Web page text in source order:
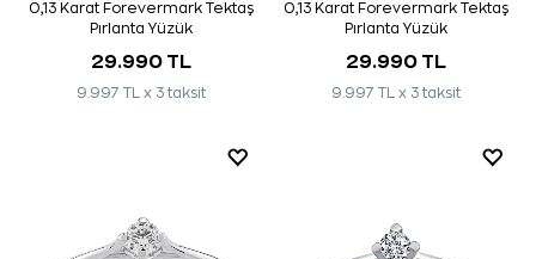
0,13 Karat Forevermark Tektaş
Pırlanta Yüzük
29.990 TL
9.997 TL x 3 taksit
0,13 Karat Forevermark Tektaş
Pırlanta Yüzük
29.990 TL
9.997 TL x 3 taksit